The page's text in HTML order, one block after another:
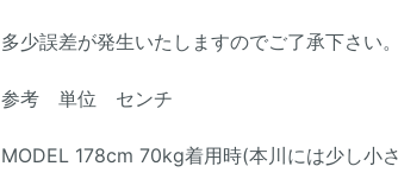
多少誤差が発生いたしますのでご了承下さい。
参考 単位 センチ
MODEL 178cm 70kg着用時(本川には少し小さ